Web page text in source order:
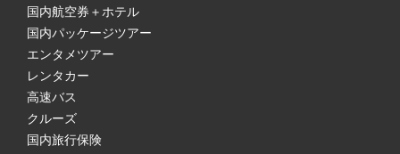
国内航空券＋ホテル
国内パッケージツアー
エンタメツアー
レンタカー
高速バス
クルーズ
国内旅行保険